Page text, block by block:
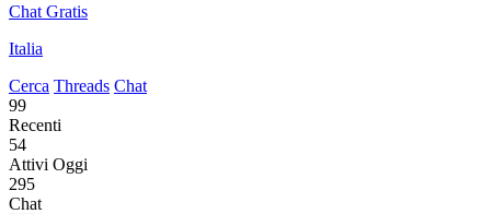
Chat Gratis
Italia
Cerca Threads Chat
99
Recenti
54
Attivi Oggi
295
Chat